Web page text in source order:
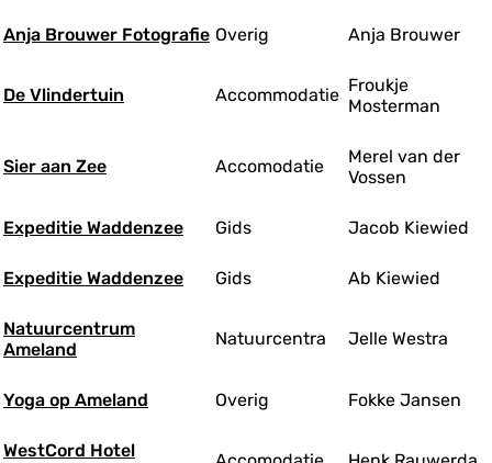
Anja Brouwer Fotografie Overig Anja Brouwer
De Vlindertuin Accommodatie Froukje
Mosterman
Sier aan Zee Accomodatie
Merel van der
Vossen
Expeditie Waddenzee Gids Jacob Kiewied
Expeditie Waddenzee Gids Ab Kiewied
Natuurcentrum
Ameland
Natuurcentra Jelle Westra
Yoga op Ameland Overig Fokke Jansen
WestCord Hotel